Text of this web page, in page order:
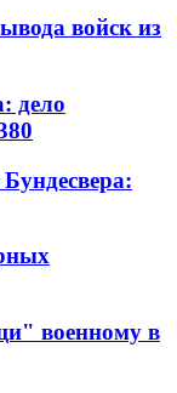
войск из
дело
военному в